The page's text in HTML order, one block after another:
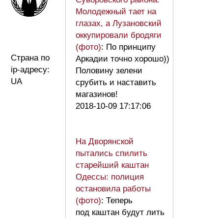
Страна по
ip-адресу:
UA
Молодежный тает на
глазах, а Лузановский
оккупировали бродяги
(фото): По принципу
Аркадии точно хорошо))
Половину зелени
срубить и наставить
магазинов!
2018-10-09 17:17:06
На Дворянской
пытались спилить
старейший каштан
Одессы: полиция
остановила работы
(фото): Теперь
под каштан будут лить